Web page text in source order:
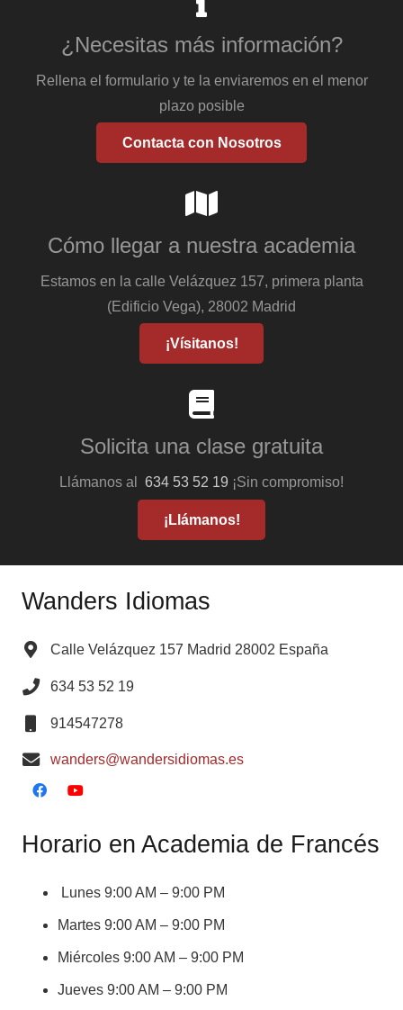
¿Necesitas más información?
Rellena el formulario y te la enviaremos en el menor
plazo posible
Contacta con Nosotros
Cómo llegar a nuestra academia
Estamos en la calle Velázquez 157, primera planta
(Edificio Vega), 28002 Madrid
¡Vísitanos!
Solicita una clase gratuita
Llámanos al 634 53 52 19 ¡Sin compromiso!
¡Llámanos!
Wanders Idiomas
Calle Velázquez 157 Madrid 28002 España
634 53 52 19
914547278
wanders@wandersidiomas.es
Horario en Academia de Francés
Lunes 9:00 AM – 9:00 PM
Martes 9:00 AM – 9:00 PM
Miércoles 9:00 AM – 9:00 PM
Jueves 9:00 AM – 9:00 PM